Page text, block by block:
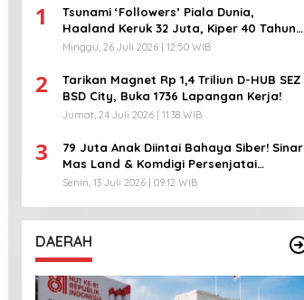
1
Tsunami ‘Followers’ Piala Dunia,
Haaland Keruk 32 Juta, Kiper 40 Tahun
Bikin Geger!
Minggu, 26 Juli 2026 | 12:50 WIB
2
Tarikan Magnet Rp 1,4 Triliun D-HUB SEZ
BSD City, Buka 1736 Lapangan Kerja!
Jumat, 24 Juli 2026 | 11:38 WIB
3
79 Juta Anak Diintai Bahaya Siber! Sinar
Mas Land & Komdigi Persenjatai
Ratusan Guru!
Senin, 13 Juli 2026 | 09:12 WIB
DAERAH